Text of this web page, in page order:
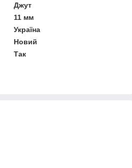
Джут
11 мм
Україна
Новий
Так